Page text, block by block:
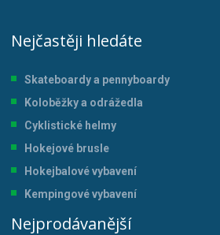
Nejčastěji hledáte
Skateboardy a pennyboardy
Koloběžky a odrážedla
Cyklistické helmy
Hokejové brusle
Hokejbalové vybavení
Kempingové vybavení
Nejprodávanější